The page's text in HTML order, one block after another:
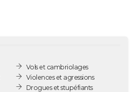
Vols et cambriolages
Violences et agressions
Drogues et stupéfiants